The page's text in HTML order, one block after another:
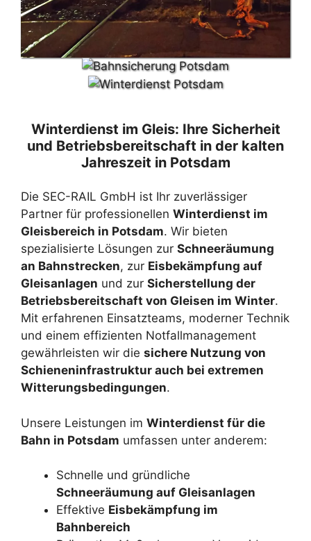
Winterdienst im Gleis: Ihre Sicherheit
und Betriebsbereitschaft in der kalten
Jahreszeit in Potsdam
Die SEC-RAIL GmbH ist Ihr zuverlässiger
Partner für professionellen Winterdienst im
Gleisbereich in Potsdam. Wir bieten
spezialisierte Lösungen zur Schneeräumung
an Bahnstrecken, zur Eisbekämpfung auf
Gleisanlagen und zur Sicherstellung der
Betriebsbereitschaft von Gleisen im Winter.
Mit erfahrenen Einsatzteams, moderner Technik
und einem effizienten Notfallmanagement
gewährleisten wir die sichere Nutzung von
Schieneninfrastruktur auch bei extremen
Witterungsbedingungen.
Unsere Leistungen im Winterdienst für die
Bahn in Potsdam umfassen unter anderem:
Schnelle und gründliche
Schneeräumung auf Gleisanlagen
Effektive Eisbekämpfung im
Bahnbereich